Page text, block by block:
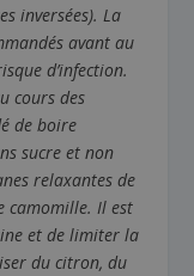
inversées). La
avant au
d’infection.
cours des
de boire
sucre et non
relaxantes de
camomille. Il est
et de limiter la
du citron, du